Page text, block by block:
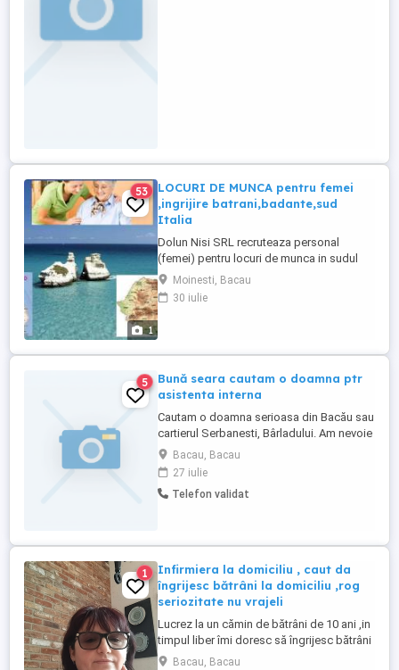
1
53
LOCURI DE MUNCA pentru femei
,ingrijire batrani,badante,sud
Italia
Dolun Nisi SRL recruteaza personal
(femei) pentru locuri de munca in sudul
Italiei, cu contracte sigure de munca, in
domeniul ingrijire batrani. Agentia are o
experienta de 7 ani,colaboram cu o
pentru a gasi un loc de munca ...
Moinesti, Bacau
30 iulie
5
Bună seara cautam o doamna ptr
asistenta interna
Cautam o doamna serioasa din Bacău sau
cartierul Serbanesti, Bârladului. Am nevoie
intern sa stea cu tatăl meu care are nevoie
de companie menaj curățenie, este
autosufficient se deplasează merge in
piață...farmacie. Pentru informații lăsați
Bacau, Bacau
27 iulie
Telefon validat
1
Infirmiera la domiciliu , caut da
îngrijesc bătrâni la domiciliu ,rog
seriozitate nu vrajeli
Lucrez la un cămin de bătrâni de 10 ani ,in
timpul liber îmi doresc să îngrijesc bătrâni
la domiciliu.Sunt răbdătoare ,îmi place să
Bacau, Bacau